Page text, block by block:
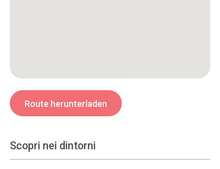
Route herunterladen
Scopri nei dintorni